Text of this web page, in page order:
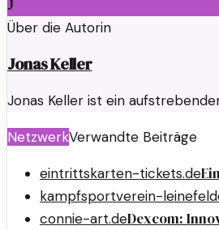
J
Über die Autorin
Jonas Keller
Jonas Keller ist ein
NetzwerkVerwandte Beiträge
eintrittskarten-tickets.de
kampfsportverein-
connie-art.deDexcom: